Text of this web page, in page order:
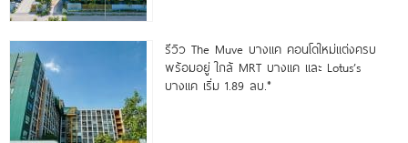
รีวิว The Muve บางแค คอนโดใหม่แต่งครบ
พร้อมอยู่ ใกล้ MRT บางแค และ Lotus’s
บางแค เริ่ม 1.89 ลบ.*